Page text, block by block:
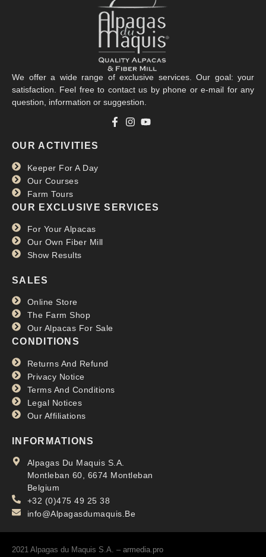
We offer a wide range of exclusive services. Our goal: your
satisfaction. Feel free to contact us by phone or e-mail for any
question, information or suggestion.
OUR ACTIVITIES
Keeper For A Day
Our Courses
Farm Tours
OUR EXCLUSIVE SERVICES
For Your Alpacas
Our Own Fiber Mill
Show Results
SALES
Online Store
The Farm Shop
Our Alpacas For Sale
CONDITIONS
Returns And Refund
Privacy Notice
Terms And Conditions
Legal Notices
Our Affiliations
INFORMATIONS
Alpagas Du Maquis S.A.
Montleban 60, 6674 Montleban
Belgium
+32 (0)475 49 25 38
info@Alpagasdumaquis.Be
2021 Alpagas du Maquis S.A. – armedia.pro